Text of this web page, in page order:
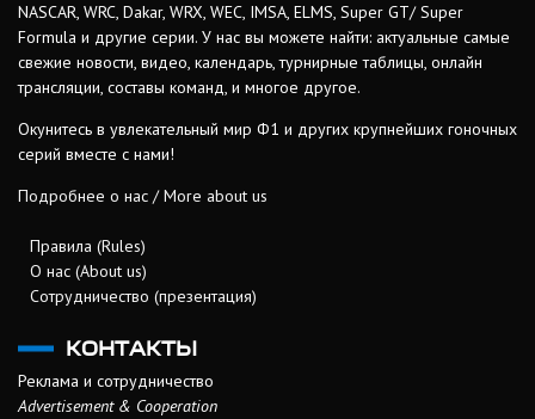
NASCAR, WRC, Dakar, WRX, WEC, IMSA, ELMS, Super GT/ Super
Formula и другие серии. У нас вы можете найти: актуальные самые
свежие новости, видео, календарь, турнирные таблицы, онлайн
трансляции, составы команд, и многое другое.
Окунитесь в увлекательный мир Ф1 и других крупнейших гоночных
серий вместе с нами!
Подробнее о нас / More about us
Правила (Rules)
О нас (About us)
Сотрудничество (презентация)
КОНТАКТЫ
Реклама и сотрудничество
Advertisement & Cooperation